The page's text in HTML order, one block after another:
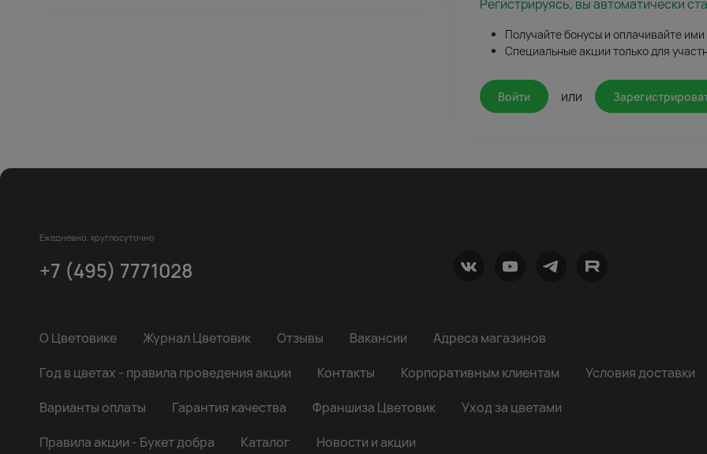
Регистрируясь, вы автоматически
Получайте бонусы и оплачивайте ими
Специальные акции только для
Войти или
Ежедневно, круглосуточно
+7 (495) 7771028
О Цветовике Журнал Цветовик Отзывы Вакансии
Адреса магазинов
Год в цветах - правила проведения акции
Контакты Корпоративным клиентам
Условия доставки
Варианты оплаты
Гарантия качества Франшиза Цветовик
Уход за цветами
Правила акции - Букет добра
Каталог Новости и акции